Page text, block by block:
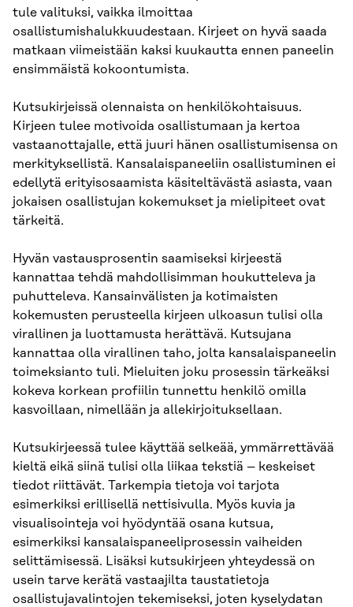
tule valituksi, vaikka ilmoittaa
osallistumishalukkuudestaan. Kirjeet on hyvä saada
matkaan viimeistään kaksi kuukautta ennen paneelin
ensimmäistä kokoontumista.
Kutsukirjeissä olennaista on henkilökohtaisuus.
Kirjeen tulee motivoida osallistumaan ja kertoa
vastaanottajalle, että juuri hänen osallistumisensa on
merkityksellistä. Kansalaispaneeliin osallistuminen ei
edellytä erityisosaamista käsiteltävästä asiasta, vaan
jokaisen osallistujan kokemukset ja mielipiteet ovat
tärkeitä.
Hyvän vastausprosentin saamiseksi kirjeestä
kannattaa tehdä mahdollisimman houkutteleva ja
puhutteleva. Kansainvälisten ja kotimaisten
kokemusten perusteella kirjeen ulkoasun tulisi olla
virallinen ja luottamusta herättävä. Kutsujana
kannattaa olla virallinen taho, jolta kansalaispaneelin
toimeksianto tuli. Mieluiten joku prosessin tärkeäksi
kokeva korkean profiilin tunnettu henkilö omilla
kasvoillaan, nimellään ja allekirjoituksellaan.
Kutsukirjeessä tulee käyttää selkeää, ymmärrettävää
kieltä eikä siinä tulisi olla liikaa tekstiä – keskeiset
tiedot riittävät. Tarkempia tietoja voi tarjota
esimerkiksi erillisellä nettisivulla. Myös kuvia ja
visualisointeja voi hyödyntää osana kutsua,
esimerkiksi kansalaispaneeliprosessin vaiheiden
selittämisessä. Lisäksi kutsukirjeen yhteydessä on
usein tarve kerätä vastaajilta taustatietoja
osallistujavalintojen tekemiseksi, joten kyselydatan